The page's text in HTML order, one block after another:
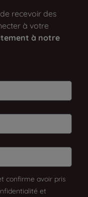
recevoir des
à votre
à notre
confirme avoir pris
et